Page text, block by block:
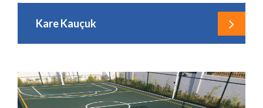
Kare Kauçuk